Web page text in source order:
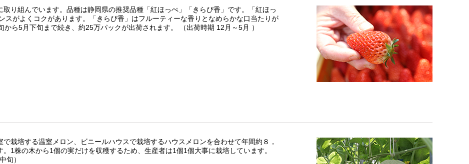
取り組んでいます。品種は静岡県の推奨品種「紅ほっぺ」「きらぴ香」です。「紅ほっ
スがよくコクがあります。「きらぴ香」はフルーティーな香りとなめらかな口当たりが
から5月下旬まで続き、約25万パックが出荷されます。 （出荷時期 12月～5月 ）
栽培する温室メロン、ビニールハウスで栽培するハウスメロンを合わせて年間約８，
。1株の木から1個の実だけを収穫するため、生産者は1個1個大事に栽培しています。
旬）